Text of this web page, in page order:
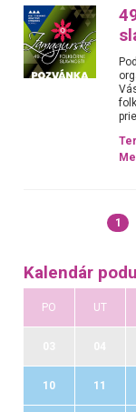
1
Kalendár
PO UT
10 11